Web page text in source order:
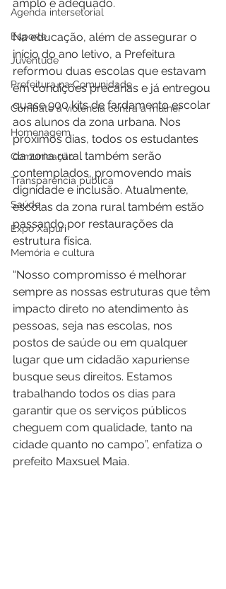
Agenda intersetorial
Esporte
Juventude
Prefeitura na Comunidade
Combate à violência contra a mulher
Homenagem
Comunicação
Transparência pública
Saúde
Expo Xapuri
Memória e cultura
amplo e adequado.
Na educação, além de assegurar o
início do ano letivo, a Prefeitura
reformou duas escolas que estavam
em condições precárias e já entregou
quase 900 kits de fardamento escolar
aos alunos da zona urbana. Nos
próximos dias, todos os estudantes
da zona rural também serão
contemplados, promovendo mais
dignidade e inclusão. Atualmente,
escolas da zona rural também estão
passando por restaurações da
estrutura física.
“Nosso compromisso é melhorar
sempre as nossas estruturas que têm
impacto direto no atendimento às
pessoas, seja nas escolas, nos
postos de saúde ou em qualquer
lugar que um cidadão xapuriense
busque seus direitos. Estamos
trabalhando todos os dias para
garantir que os serviços públicos
cheguem com qualidade, tanto na
cidade quanto no campo”, enfatiza o
prefeito Maxsuel Maia.